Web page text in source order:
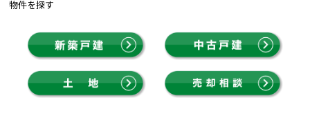
物件を探す